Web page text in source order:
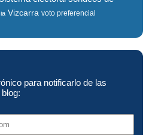
Vizcarra voto preferencial
para notificarlo de las